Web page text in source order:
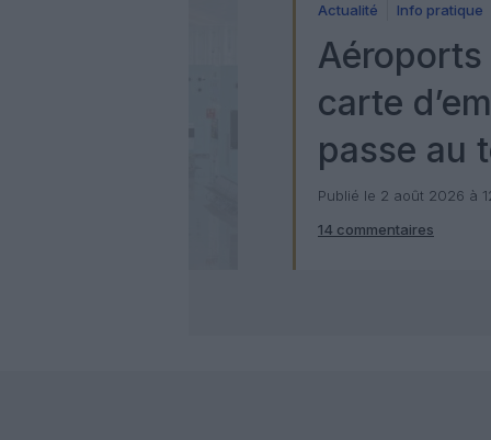
Actualité Info pratique
carte
passe au
Check
Publié le 2 août 2026 à
14 commentaires